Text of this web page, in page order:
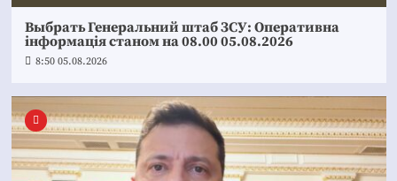
Выбрать Генеральний штаб ЗСУ: Оперативна
інформація станом на 08.00 05.08.2026
8:50 05.08.2026